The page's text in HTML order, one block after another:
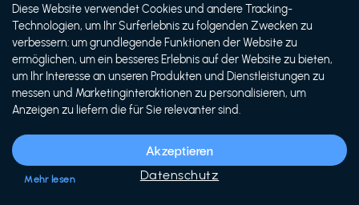
-20%
Siech Cycles
Entdecke den Schweizer Brand für urbane Fahrräder...
Mehr lesen
Diese Website verwendet Cookies und andere Tracking-
Technologien, um Ihr Surferlebnis zu folgenden Zwecken zu
verbessern: um grundlegende Funktionen der Website zu
ermöglichen, um ein besseres Erlebnis auf der Website zu bieten,
um Ihr Interesse an unseren Produkten und Dienstleistungen zu
messen und Marketinginteraktionen zu personalisieren, um
Anzeigen zu liefern die für Sie relevanter sind.
Akzeptieren
Datenschutz